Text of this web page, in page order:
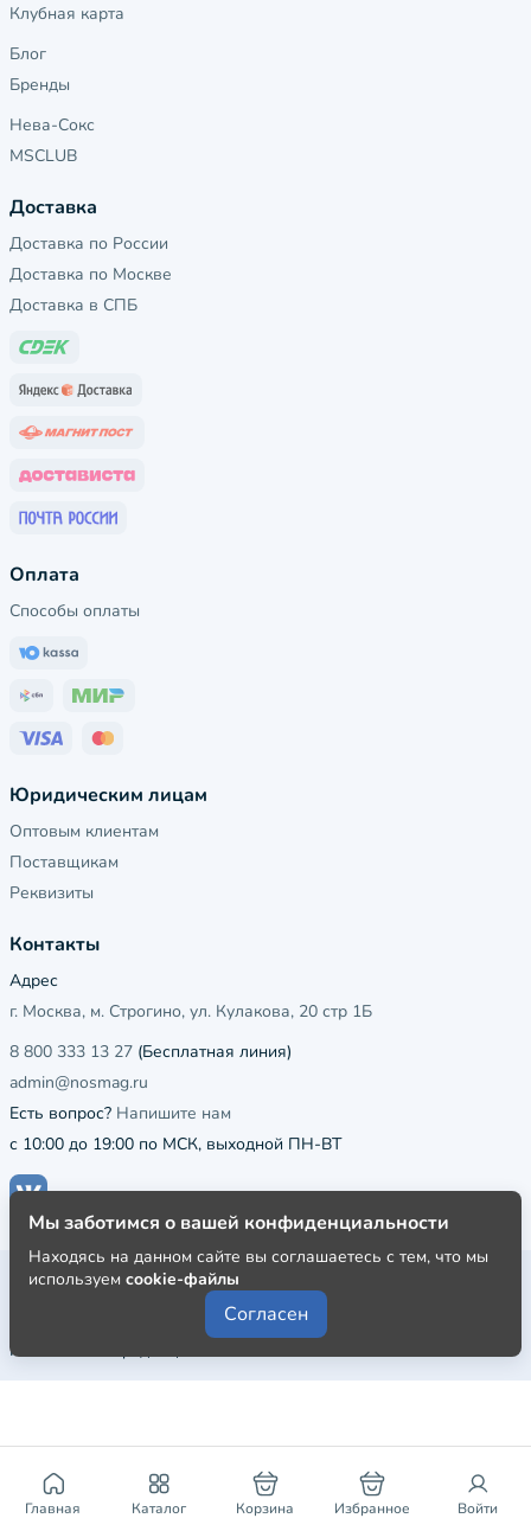
Главная Каталог Корзина Избранное Войти
Клубная карта
Блог
Бренды
Нева-Сокс
MSCLUB
Доставка
Доставка по России
Доставка по Москве
Доставка в СПБ
Оплата
Способы оплаты
Юридическим лицам
Оптовым клиентам
Поставщикам
Реквизиты
Контакты
Адрес
г. Москва, м. Строгино, ул. Кулакова, 20 стр 1Б
8 800 333 13 27 (Бесплатная линия)
admin@nosmag.ru
Есть вопрос? Напишите нам
с 10:00 до 19:00 по МСК, выходной ПН-ВТ
Публичная оферта
Пользовательское соглашение
Политика конфиденциальности
Мы заботимся о вашей конфиденциальности
Находясь на данном сайте вы соглашаетесь с тем, что мы
используем cookie-файлы
Согласен